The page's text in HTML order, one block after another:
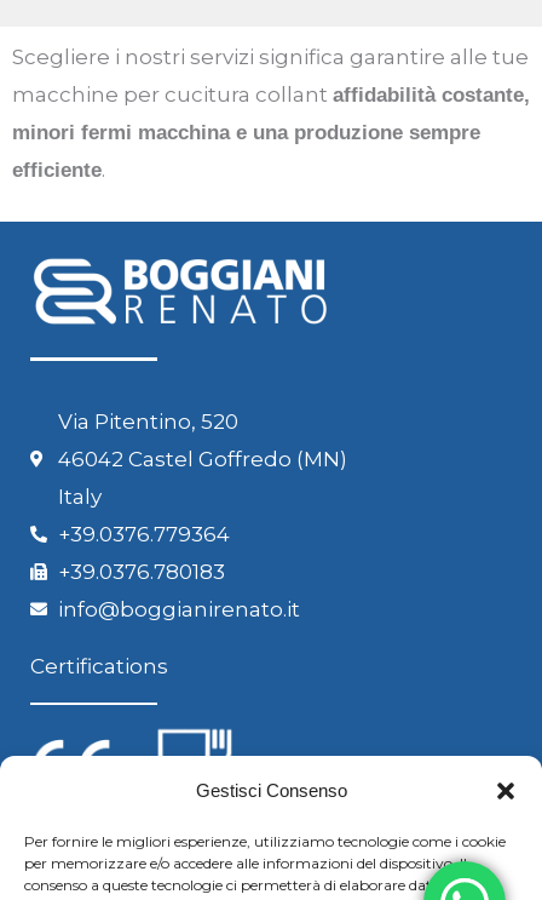
Gestisci Consenso
Per fornire le migliori esperienze, utilizziamo tecnologie come i cookie
per memorizzare e/o accedere alle informazioni del dispositivo. Il
consenso a queste tecnologie ci permetterà di elaborare dati come il
Scegliere i nostri servizi significa garantire alle tue
macchine per cucitura collant affidabilità costante,
minori fermi macchina e una produzione sempre
efficiente.
Via Pitentino, 520
46042 Castel Goffredo (MN)
Italy
+39.0376.779364
+39.0376.780183
info@boggianirenato.it
Certifications
Follow us